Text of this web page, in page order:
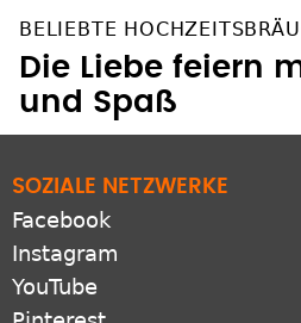
BELIEBTE
Die Liebe feiern
und Spaß
SOZIALE NETZWERKE
Facebook
Instagram
YouTube